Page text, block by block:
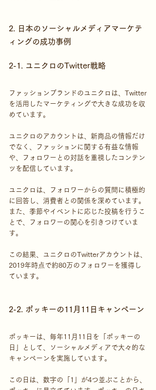
2. 日本のソーシャルメディアマーケテ
ィングの成功事例
2-1. ユニクロのTwitter戦略
ファッションブランドのユニクロは、Twitter
を活用したマーケティングで大きな成功を収
めています。
ユニクロのアカウントは、新商品の情報だけ
でなく、ファッションに関する有益な情報
や、フォロワーとの対話を重視したコンテン
ツを配信しています。
ユニクロは、フォロワーからの質問に積極的
に回答し、消費者との関係を深めています。
また、季節やイベントに応じた投稿を行うこ
とで、フォロワーの関心を引きつけていま
す。
この結果、ユニクロのTwitterアカウントは、
2019年時点で約80万のフォロワーを獲得し
ています。
2-2. ポッキーの11月11日キャンペーン
ポッキーは、毎年11月11日を「ポッキーの
日」として、ソーシャルメディアで大々的な
キャンペーンを実施しています。
この日は、数字の「1」が4つ並ぶことから、